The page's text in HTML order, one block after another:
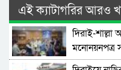
এই ক্যাটাগরির আরও
দিরাই-
মনোনয়নপত্র